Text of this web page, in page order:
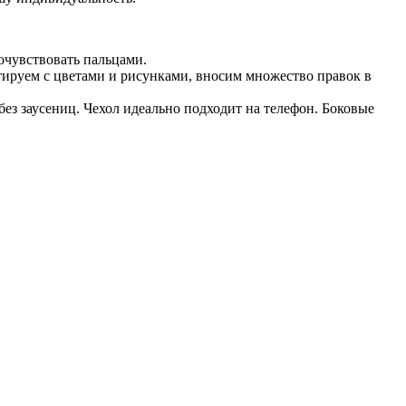
пальцами.
с цветами и рисунками, вносим множество правок в
заусениц. Чехол идеально подходит на телефон. Боковые